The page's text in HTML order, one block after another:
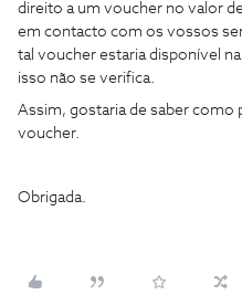
direito a um voucher no valor
em contacto com os vossos
tal voucher estaria disponível
isso não se verifica.
Assim, gostaria de saber como
voucher.
Obrigada.